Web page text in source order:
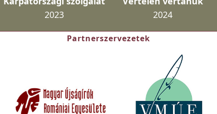
2023
2024
Partnerszervezetek